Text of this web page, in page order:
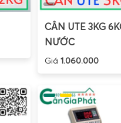
mức tải khác nhau. Tất
thu, kèm theo tài liệu kỹ
xác bằng tải chuẩn nội
đo lường. Đối với các
CÂN UTE 3KG
NƯỚC
Giá1.060.000